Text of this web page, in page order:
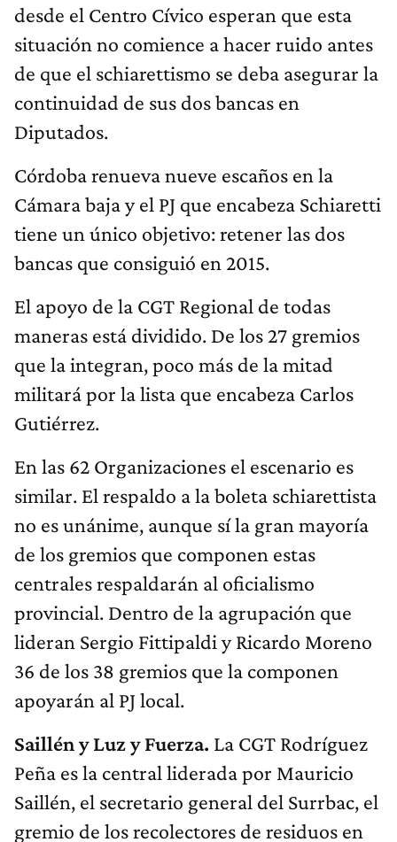
desde el Centro Cívico esperan que esta
situación no comience a hacer ruido antes
de que el schiarettismo se deba asegurar la
continuidad de sus dos bancas en
Diputados.
Córdoba renueva nueve escaños en la
Cámara baja y el PJ que encabeza Schiaretti
tiene un único objetivo: retener las dos
bancas que consiguió en 2015.
El apoyo de la CGT Regional de todas
maneras está dividido. De los 27 gremios
que la integran, poco más de la mitad
militará por la lista que encabeza Carlos
Gutiérrez.
En las 62 Organizaciones el escenario es
similar. El respaldo a la boleta schiarettista
no es unánime, aunque sí la gran mayoría
de los gremios que componen estas
centrales respaldarán al oficialismo
provincial. Dentro de la agrupación que
lideran Sergio Fittipaldi y Ricardo Moreno
36 de los 38 gremios que la componen
apoyarán al PJ local.
Saillén y Luz y Fuerza. La CGT Rodríguez
Peña es la central liderada por Mauricio
Saillén, el secretario general del Surrbac, el
gremio de los recolectores de residuos en